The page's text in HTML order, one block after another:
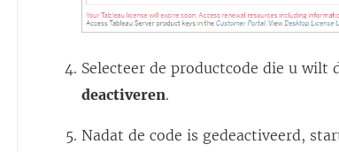
Selecteer de productcode die u
deactiveren.
Nadat de code is gedeactiveerd,